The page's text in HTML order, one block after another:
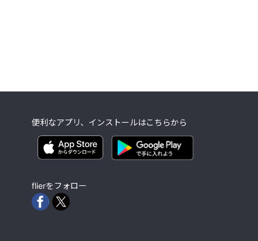
便利なアプリ、インストールはこちらから
flierをフォロー